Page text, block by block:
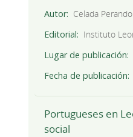
Autor
Celada
Editorial
Instituto
Lugar de publicación
Fecha de publicación
Portugueses en
social